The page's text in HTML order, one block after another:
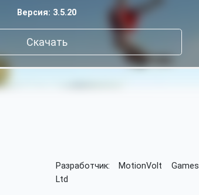
Версия: 3.5.20
Скачать
Разработчик: MotionVolt Games
Ltd